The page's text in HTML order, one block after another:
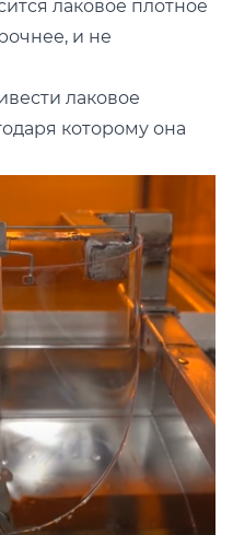
лаковое плотное
и не
лаковое
которому она